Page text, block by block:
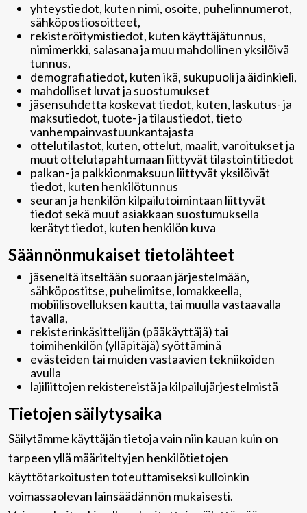
yhteystiedot, kuten nimi, osoite, puhelinnumerot,
sähköpostiosoitteet,
rekisteröitymistiedot, kuten käyttäjätunnus,
nimimerkki, salasana ja muu mahdollinen yksilöivä
tunnus,
demografiatiedot, kuten ikä, sukupuoli ja äidinkieli,
mahdolliset luvat ja suostumukset
jäsensuhdetta koskevat tiedot, kuten, laskutus- ja
maksutiedot, tuote- ja tilaustiedot, tieto
vanhempainvastuunkantajasta
ottelutilastot, kuten, ottelut, maalit, varoitukset ja
muut ottelutapahtumaan liittyvät tilastointitiedot
palkan- ja palkkionmaksuun liittyvät yksilöivät
tiedot, kuten henkilötunnus
seuran ja henkilön kilpailutoimintaan liittyvät
tiedot sekä muut asiakkaan suostumuksella
kerätyt tiedot, kuten henkilön kuva
Säännönmukaiset tietolähteet
jäseneltä itseltään suoraan järjestelmään,
sähköpostitse, puhelimitse, lomakkeella,
mobiilisovelluksen kautta, tai muulla vastaavalla
tavalla,
rekisterinkäsittelijän (pääkäyttäjä) tai
toimihenkilön (ylläpitäjä) syöttäminä
evästeiden tai muiden vastaavien tekniikoiden
avulla
lajiliittojen rekistereistä ja kilpailujärjestelmistä
Tietojen säilytysaika
Säilytämme käyttäjän tietoja vain niin kauan kuin on
tarpeen yllä määriteltyjen henkilötietojen
käyttötarkoitusten toteuttamiseksi kulloinkin
voimassaolevan lainsäädännön mukaisesti.